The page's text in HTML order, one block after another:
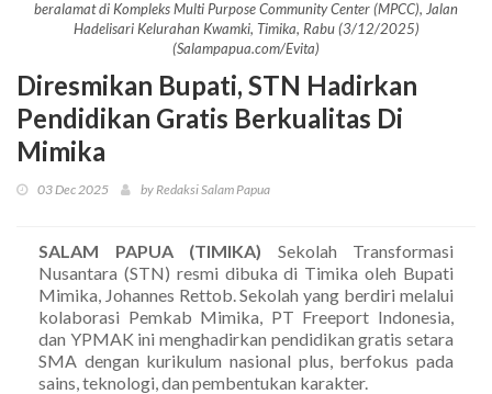
beralamat di Kompleks Multi Purpose Community Center (MPCC), Jalan
Hadelisari Kelurahan Kwamki, Timika, Rabu (3/12/2025)
(Salampapua.com/Evita)
Diresmikan Bupati, STN Hadirkan
Pendidikan Gratis Berkualitas Di
Mimika
03 Dec 2025 by Redaksi Salam Papua
SALAM PAPUA (TIMIKA) Sekolah Transformasi
Nusantara (STN) resmi dibuka di Timika oleh Bupati
Mimika, Johannes Rettob. Sekolah yang berdiri melalui
kolaborasi Pemkab Mimika, PT Freeport Indonesia,
dan YPMAK ini menghadirkan pendidikan gratis setara
SMA dengan kurikulum nasional plus, berfokus pada
sains, teknologi, dan pembentukan karakter.